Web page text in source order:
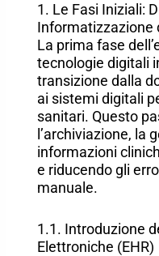
1. Le Fasi Iniziali:
Informatizzazione
La prima fase
tecnologie digitali
transizione dalla
ai sistemi digitali
sanitari. Questo
l’archiviazione, la
informazioni
e riducendo gli
manuale.
1.1. Introduzione
Elettroniche (EHR)